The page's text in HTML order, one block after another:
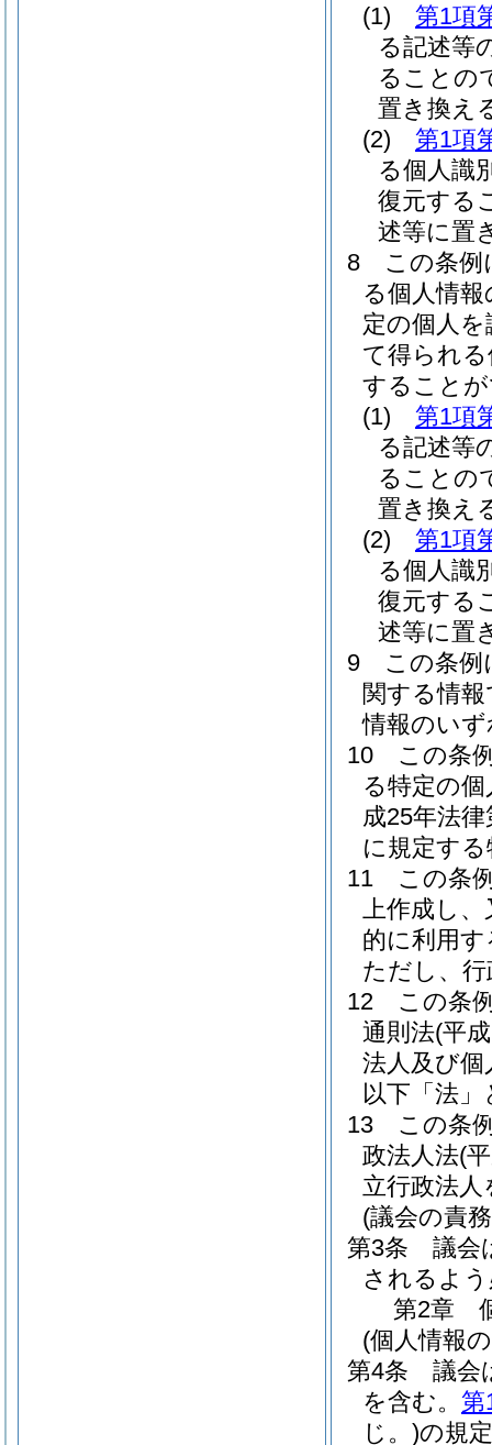
(1)
第1項
る記述等
ることの
置き換え
(2)
第1項
る個人識
復元する
述等に置
8
この条例
る個人情
定の個人
て得られ
すること
(1)
第1項
る記述等
ることの
置き換え
(2)
第1項
る個人識
復元する
述等に置
9
この条例
関する情
情報のい
10
この条
る特定の
成25年法
に規定す
11
この条
上作成し
的に利用
ただし、
12
この条
通則法(平
法人及び
以下「法
13
この条
政法人法(
立行政法
(議会の責
第3条
議会
されるよ
第2章
(個人情報
第4条
議会
を含む。 第
じ。)の規